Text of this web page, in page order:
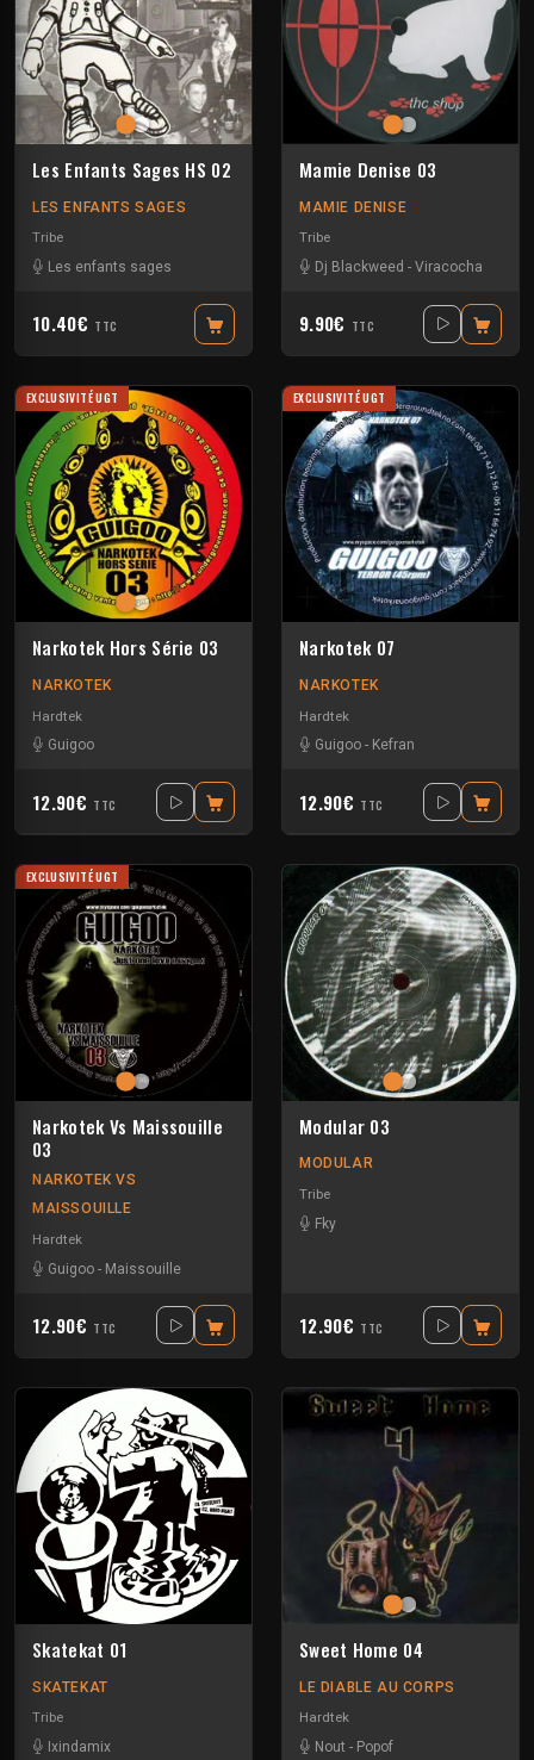
Les Enfants Sages HS 02
LES ENFANTS SAGES
Tribe
Les enfants sages
10.40€ TTC
Mamie Denise 03
MAMIE DENISE
Tribe
Dj Blackweed - Viracocha
9.90€ TTC
EXCLUSIVITÉ UGT
Narkotek Hors Série 03
NARKOTEK
Hardtek
Guigoo
12.90€ TTC
EXCLUSIVITÉ UGT
Narkotek 07
NARKOTEK
Hardtek
Guigoo - Kefran
12.90€ TTC
EXCLUSIVITÉ UGT
Narkotek Vs Maissouille
03
NARKOTEK VS
MAISSOUILLE
Hardtek
Guigoo - Maissouille
12.90€ TTC
Modular 03
MODULAR
Tribe
Fky
12.90€ TTC
Skatekat 01
SKATEKAT
Tribe
Ixindamix
Sweet Home 04
LE DIABLE AU CORPS
Hardtek
Nout - Popof